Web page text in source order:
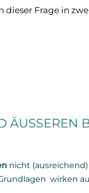
dieser Frage in
ÄUSSEREN
nicht
wirken